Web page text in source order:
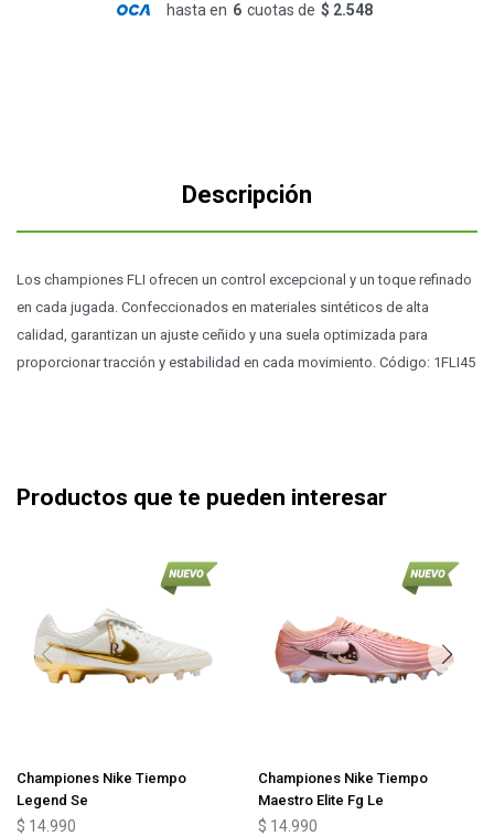
hasta en 6 cuotas de $ 2.548
Descripción
Los championes FLI ofrecen un control excepcional y un toque refinado
en cada jugada. Confeccionados en materiales sintéticos de alta
calidad, garantizan un ajuste ceñido y una suela optimizada para
proporcionar tracción y estabilidad en cada movimiento. Código: 1FLI45
Productos que te pueden interesar
Championes Nike Tiempo
Legend Se
$ 14.990
Championes Nike Tiempo
Maestro Elite Fg Le
$ 14.990